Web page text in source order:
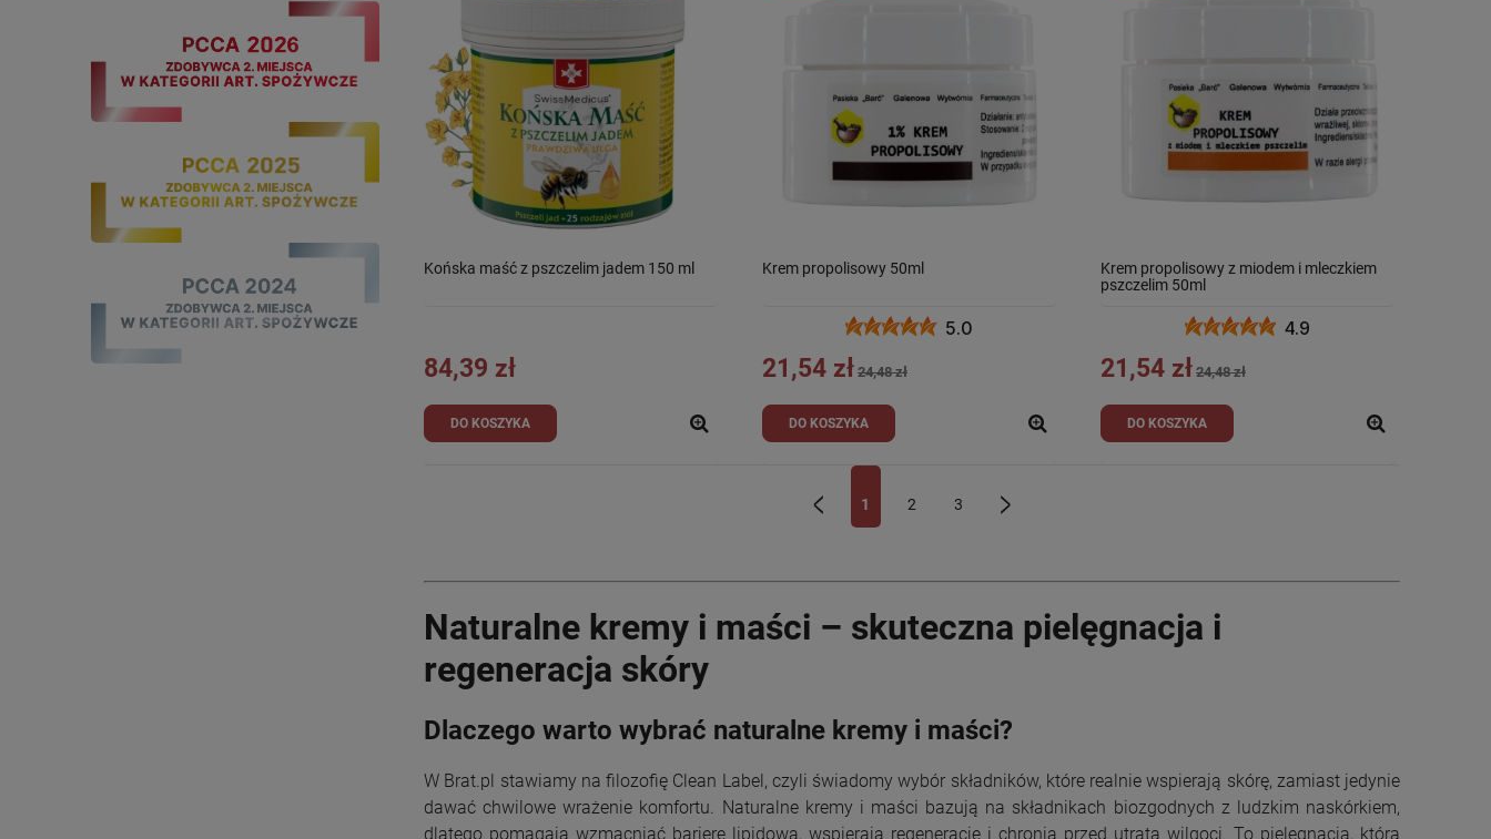
Końska maść z pszczelim jadem 150 ml
84,39 zł
DO KOSZYKA
Krem propolisowy 50ml
5.0
21,54 zł 24,48 zł
DO KOSZYKA
Krem propolisowy z miodem i mleczkiem
pszczelim 50ml
4.9
21,54 zł 24,48 zł
DO KOSZYKA
1 2 3
Naturalne kremy i maści – skuteczna pielęgnacja i
regeneracja skóry
Dlaczego warto wybrać naturalne kremy i maści?
W Brat.pl stawiamy na filozofię Clean Label, czyli świadomy wybór składników, które realnie wspierają skórę, zamiast jedynie
dawać chwilowe wrażenie komfortu. Naturalne kremy i maści bazują na składnikach biozgodnych z ludzkim naskórkiem,
dlatego pomagają wzmacniać barierę lipidową, wspierają regenerację i chronią przed utratą wilgoci. To pielęgnacja, która